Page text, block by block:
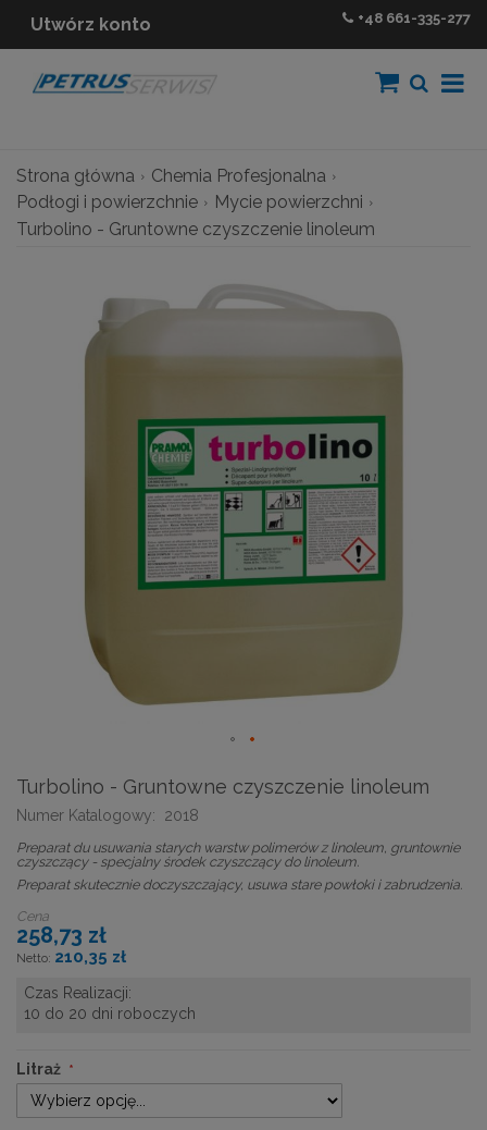
Utwórz konto +48 661-335-277
Strona główna
Chemia Profesjonalna
Podłogi i powierzchnie
Mycie powierzchni
Turbolino - Gruntowne czyszczenie linoleum
Turbolino - Gruntowne czyszczenie linoleum
Numer Katalogowy: 2018
Preparat du usuwania starych warstw polimerów z linoleum, gruntownie
czyszczący - specjalny środek czyszczący do linoleum.
Preparat skutecznie doczyszczający, usuwa stare powłoki i zabrudzenia.
Cena
258,73 zł
210,35 zł
Czas Realizacji:
10 do 20 dni roboczych
Litraż